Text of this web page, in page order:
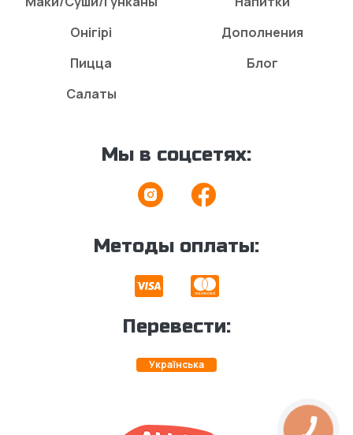
Онігірі
Пицца
Салаты
Дополнения
Блог
Мы в соцсетях:
Методы оплаты:
Перевести:
Українська